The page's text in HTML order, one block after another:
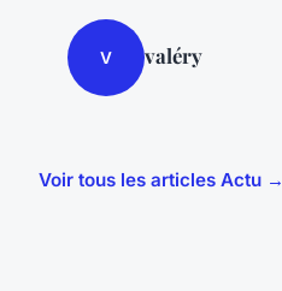
V valéry
Voir tous les articles Actu →